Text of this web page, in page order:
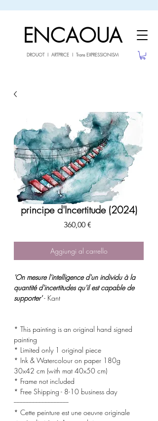
ENCAOUA
DROUOT I ARTPRICE I Trans EXPRESSIONISM
principe d'Incertitude (2024)
360,00 €
Aggiungi al carrello
'On mesure l'intelligence d'un individu à la
quantité d'incertitudes qu'il est capable de
supporter'- Kant
* This painting is an original hand signed
painting
* Limited only 1 original piece
* Ink & Watercolour on paper 180g
30x42 cm (with mat 40x50 cm)
* Frame not included
* Free Shipping - 8-10 business day
-------------------------------------
* Cette peinture est une oeuvre originale